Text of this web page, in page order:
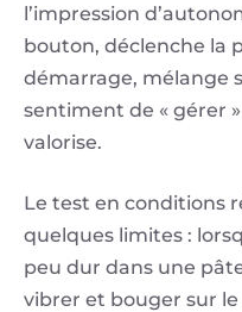
l’impression
bouton, déclenche la
démarrage, mélange
sentiment de « gérer
valorise.
Le test en conditions
quelques limites :
peu dur dans une
vibrer et bouger sur le